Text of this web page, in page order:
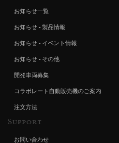
お知らせ一覧
お知らせ - 製品情報
お知らせ - イベント情報
お知らせ - その他
開発車両募集
コラボレート自動販売機のご案内
注文方法
Support
お問い合わせ